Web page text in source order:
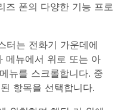
폰의 다양한 기능 프로
터는 전화기 가운데에
메뉴에서 위로 또는 아
뉴를 스크롤합니다. 중
항목을 선택합니다.